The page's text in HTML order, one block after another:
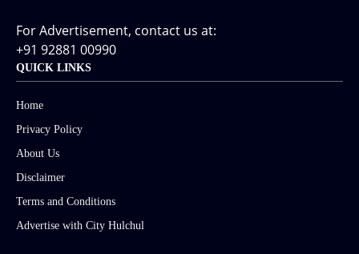
For Advertisement, contact us at:
+91 92881 00990
QUICK LINKS
Home
Privacy Policy
About Us
Disclaimer
Terms and Conditions
Advertise with City Hulchul